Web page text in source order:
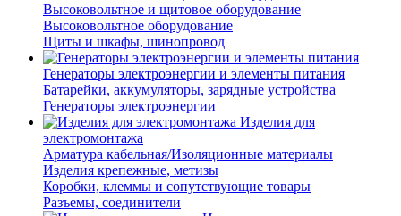
Высоковольтное и щитовое оборудование
Высоковольтное оборудование
Щиты и шкафы, шинопровод
Генераторы электроэнергии и элементы питания
Батарейки, аккумуляторы, зарядные устройства
Генераторы электроэнергии
Изделия для
электромонтажа
Арматура кабельная/Изоляционные материалы
Изделия крепежные, метизы
Коробки, клеммы и сопутствующие товары
Разъемы, соединители